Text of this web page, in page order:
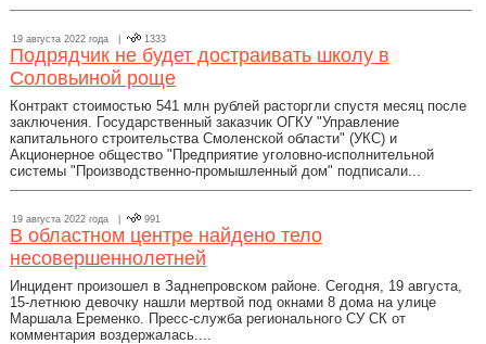
19 августа 2022 года | 1333
Подрядчик не будет достраивать школу в
Соловьиной роще
Контракт стоимостью 541 млн рублей расторгли спустя месяц после
заключения. Государственный заказчик ОГКУ "Управление
капитального строительства Смоленской области" (УКС) и
Акционерное общество "Предприятие уголовно-исполнительной
системы "Производственно-промышленный дом" подписали...
19 августа 2022 года | 991
В областном центре найдено тело
несовершеннолетней
Инцидент произошел в Заднепровском районе. Сегодня, 19 августа,
15-летнюю девочку нашли мертвой под окнами 8 дома на улице
Маршала Еременко. Пресс-служба регионального СУ СК от
комментария воздержалась....